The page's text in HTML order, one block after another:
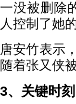
一没被删除
人控制了她
唐安竹表示
随着张又侠
3、关键时